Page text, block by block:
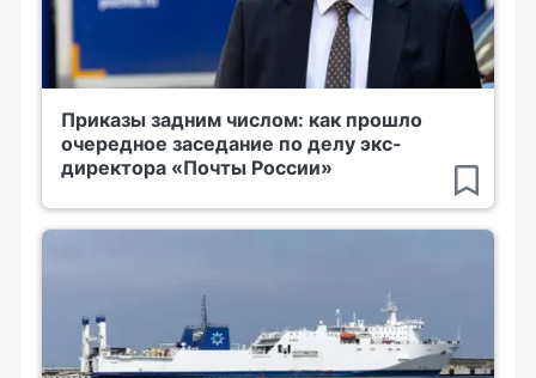
Приказы задним числом: как прошло
очередное заседание по делу экс-
директора «Почты России»